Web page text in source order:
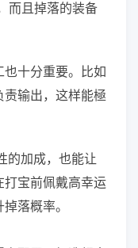
而且掉落的装备
十分重要。比如
输出，这样能極
的加成，也能让
打宝前佩戴高幸运
落概率。